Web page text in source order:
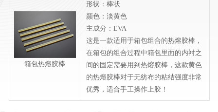
箱包热熔胶棒
形状：棒状
颜色：淡黄色
主成分：EVA
这是一款适用于箱包组合的热熔胶棒，
在箱包的组合过程中箱包里面的内衬之
间的固定需要用到热熔胶棒，这款黄色
的热熔胶棒对于无纺布的粘结强度非常
优秀，适合手工操作上胶！